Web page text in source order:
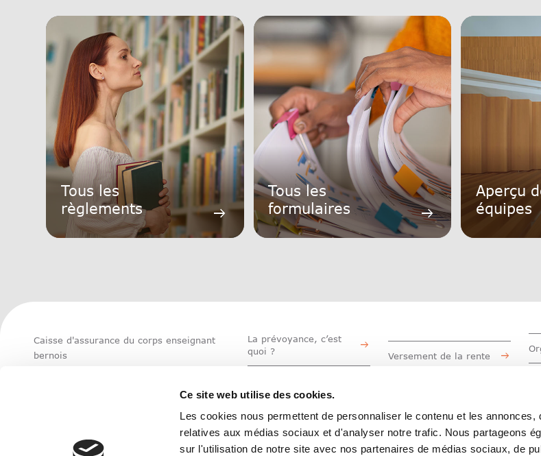
Ce site web utilise des cookies.
Les cookies nous permettent de personnaliser le contenu et les annonces,
relatives aux médias sociaux et d'analyser notre trafic. Nous partageons
sur l'utilisation de notre site avec nos partenaires de médias sociaux, de
Tous les
règlements
arrow_right_alt
Tous les
formulaires
arrow_right_alt
Aperçu
équipes
Caisse d'assurance du corps enseignant
bernois
Ouvert : Lun-Ven 08:00-12:00/13:00-16:30
info@blvk.ch
La prévoyance, c’est
quoi ?
situation personnelle
Optimiser sa
prévoyance
Versement de la rente
Informations destinées
aux employeurs